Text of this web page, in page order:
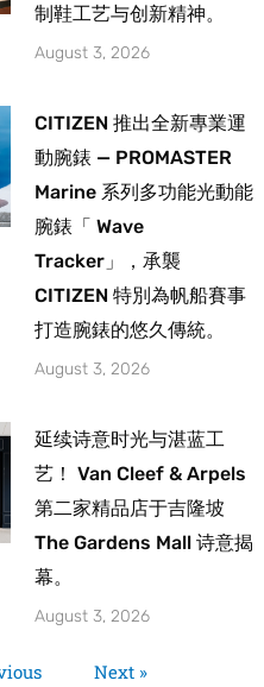
制鞋工艺与创新精神。
August 3, 2026
CITIZEN 推出全新專業運
動腕錶 — PROMASTER
Marine 系列多功能光動能
腕錶「 Wave
Tracker」，承襲
CITIZEN 特別為帆船賽事
打造腕錶的悠久傳統。
August 3, 2026
延续诗意时光与湛蓝工
艺！ Van Cleef & Arpels
第二家精品店于吉隆坡
The Gardens Mall 诗意揭
幕。
August 3, 2026
Next »